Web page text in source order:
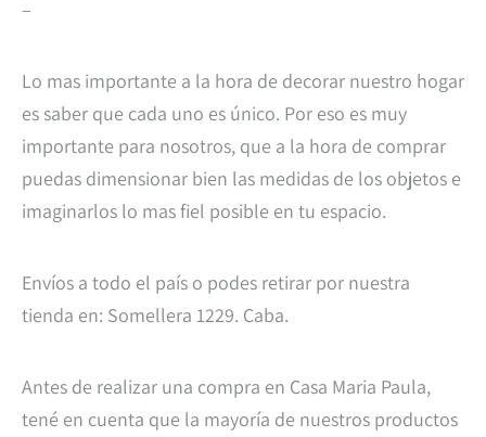
–
Lo mas importante a la hora de decorar nuestro hogar
es saber que cada uno es único. Por eso es muy
importante para nosotros, que a la hora de comprar
puedas dimensionar bien las medidas de los objetos e
imaginarlos lo mas fiel posible en tu espacio.
Envíos a todo el país o podes retirar por nuestra
tienda en: Somellera 1229. Caba.
Antes de realizar una compra en Casa Maria Paula,
tené en cuenta que la mayoría de nuestros productos